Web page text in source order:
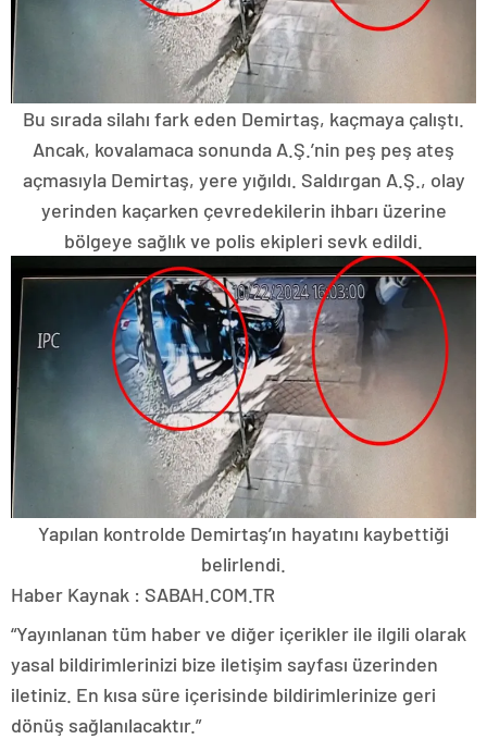
Bu sırada silahı fark eden Demirtaş, kaçmaya çalıştı.
Ancak, kovalamaca sonunda A.Ş.’nin peş peş ateş
açmasıyla Demirtaş, yere yığıldı. Saldırgan A.Ş., olay
yerinden kaçarken çevredekilerin ihbarı üzerine
bölgeye sağlık ve polis ekipleri sevk edildi.
Yapılan kontrolde Demirtaş’ın hayatını kaybettiği
belirlendi.
Haber Kaynak : SABAH.COM.TR
“Yayınlanan tüm haber ve diğer içerikler ile ilgili olarak
yasal bildirimlerinizi bize iletişim sayfası üzerinden
iletiniz. En kısa süre içerisinde bildirimlerinize geri
dönüş sağlanılacaktır.”